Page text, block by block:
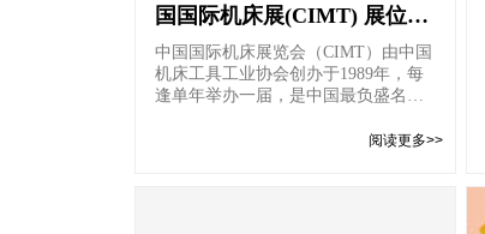
国国际机床展(CIMT) 展位
号：W2-153
中国国际机床展览会（CIMT）由中国
机床工具工业协会创办于1989年，每
逢单年举办一届，是中国最负盛名的
阅读更多>>